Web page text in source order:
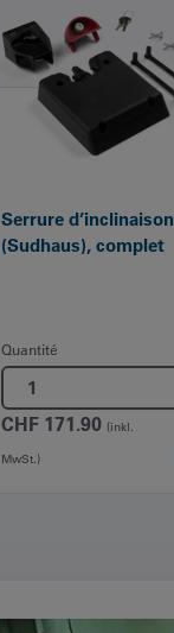
Serrure d’inclinaison
(Sudhaus), complet
Quantité
CHF 171.90 (inkl.
MwSt.)